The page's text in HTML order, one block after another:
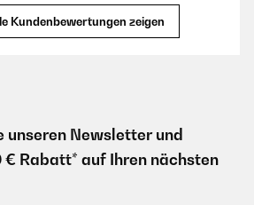
et à l'utilisation
durch Chal-Tec GmbH nicht
Kundenbewertungen zeigen
unseren Newsletter und
€ Rabatt* auf Ihren nächsten